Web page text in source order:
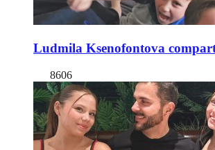
Ludmila Ksenofontova
8606